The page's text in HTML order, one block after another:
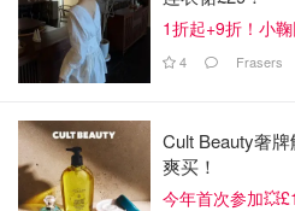
SABON 相信，
“当下就是最精彩
与放松力量更是深深根植于
的信念，我们从SABON 在原料
1折起+9折！小
4 Frasers
Cult Beauty奢
爽买！
今年首次参加